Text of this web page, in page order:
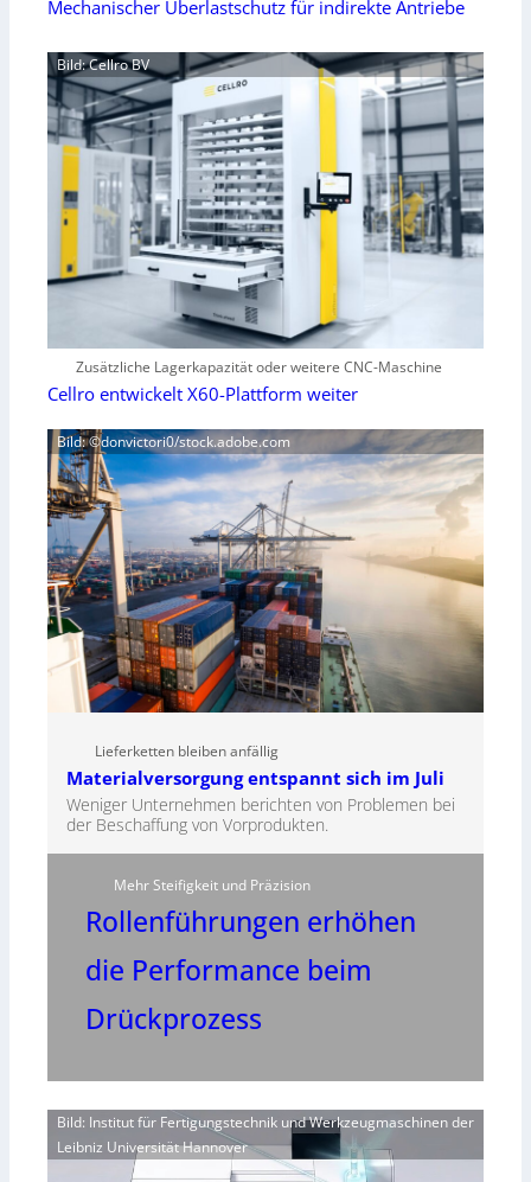
Mechanischer Überlastschutz für indirekte Antriebe
Bild: Cellro BV
Zusätzliche Lagerkapazität oder weitere CNC-Maschine
Cellro entwickelt X60-Plattform weiter
Bild: ©donvictori0/stock.adobe.com
Lieferketten bleiben anfällig
Materialversorgung entspannt sich im Juli
Weniger Unternehmen berichten von Problemen bei
der Beschaffung von Vorprodukten.
Mehr Steifigkeit und Präzision
Rollenführungen erhöhen
die Performance beim
Drückprozess
Bild: Institut für Fertigungstechnik und Werkzeugmaschinen der
Leibniz Universität Hannover